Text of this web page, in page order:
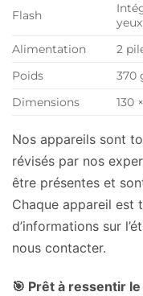
Flash
Alimentation
2
Poids
370
Dimensions
130
Nos appareils sont
révisés par nos
être présentes et
Chaque appareil est
d’informations sur
nous contacter.
🎯 Prêt à ressentir